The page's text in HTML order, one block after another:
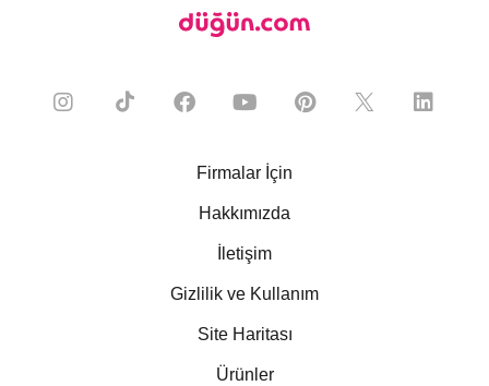
Firmalar İçin
Hakkımızda
İletişim
Gizlilik ve Kullanım
Site Haritası
Ürünler